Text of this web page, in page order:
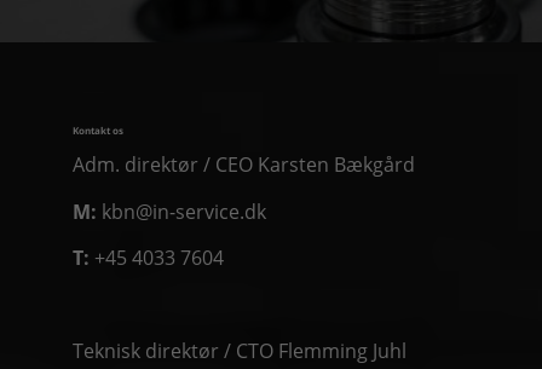
Kontakt os
Adm. direktør / CEO Karsten Bækgård
M: kbn@in-service.dk
T: +45 4033 7604
Teknisk direktør / CTO Flemming Juhl